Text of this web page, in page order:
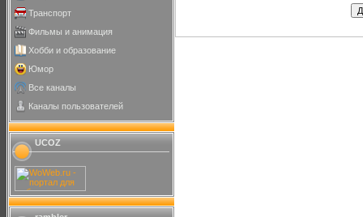
Транспорт
Фильмы и анимация
Хобби и образование
Юмор
Все каналы
Каналы пользователей
UCOZ